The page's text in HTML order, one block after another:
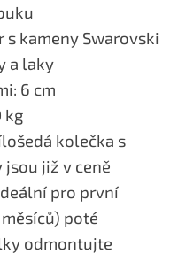
s kameny Swarovski
a laky
6 cm
kg
kolečka s
již v ceně
pro první
poté
odmontujte